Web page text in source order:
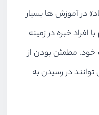
با استاد» در آموزش ها بسیار
خبره در زمینه
خود، مطمئن بودن از
در رسیدن به